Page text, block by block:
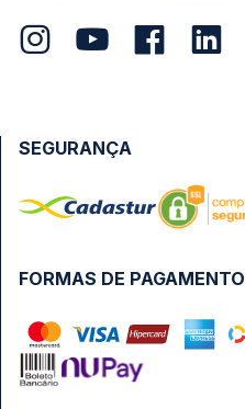
FORMAS DE PAGAMENTO
SEGURANÇA